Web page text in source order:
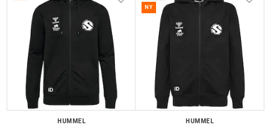
HUMMEL
NY
HUMMEL